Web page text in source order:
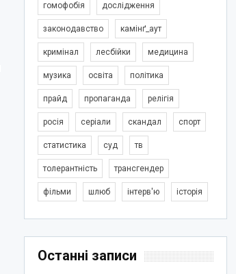
гомофобія дослідження
законодавство камінґ_аут
кримінал лесбійки медицина
музика освіта політика
прайд пропаганда релігія
росія серіали скандал спорт
статистика суд тв
толерантність трансгендер
фільми шлюб інтерв'ю історія
Останні записи